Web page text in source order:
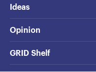
Ideas
Opinion
GRID Shelf